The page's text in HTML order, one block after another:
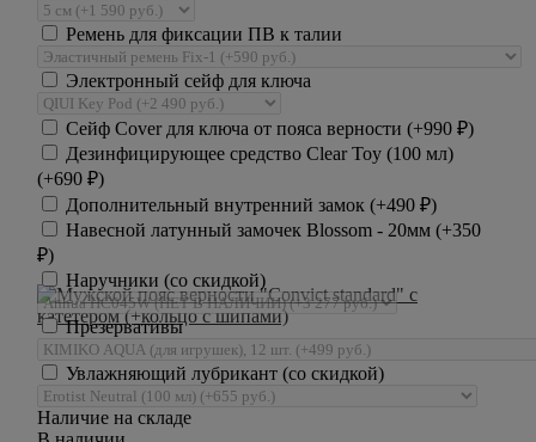
Ремень для фиксации ПВ к талии
Электронный сейф для ключа
Сейф Cover для ключа от пояса верности (+990 ₽)
Дезинфицирующее средство Clear Toy (100 мл)
(+690 ₽)
Дополнительный внутренний замок (+490 ₽)
Навесной латунный замочек Blossom - 20мм (+350
₽)
Наручники (со скидкой)
Презервативы
Увлажняющий лубрикант (со скидкой)
Наличие на складе